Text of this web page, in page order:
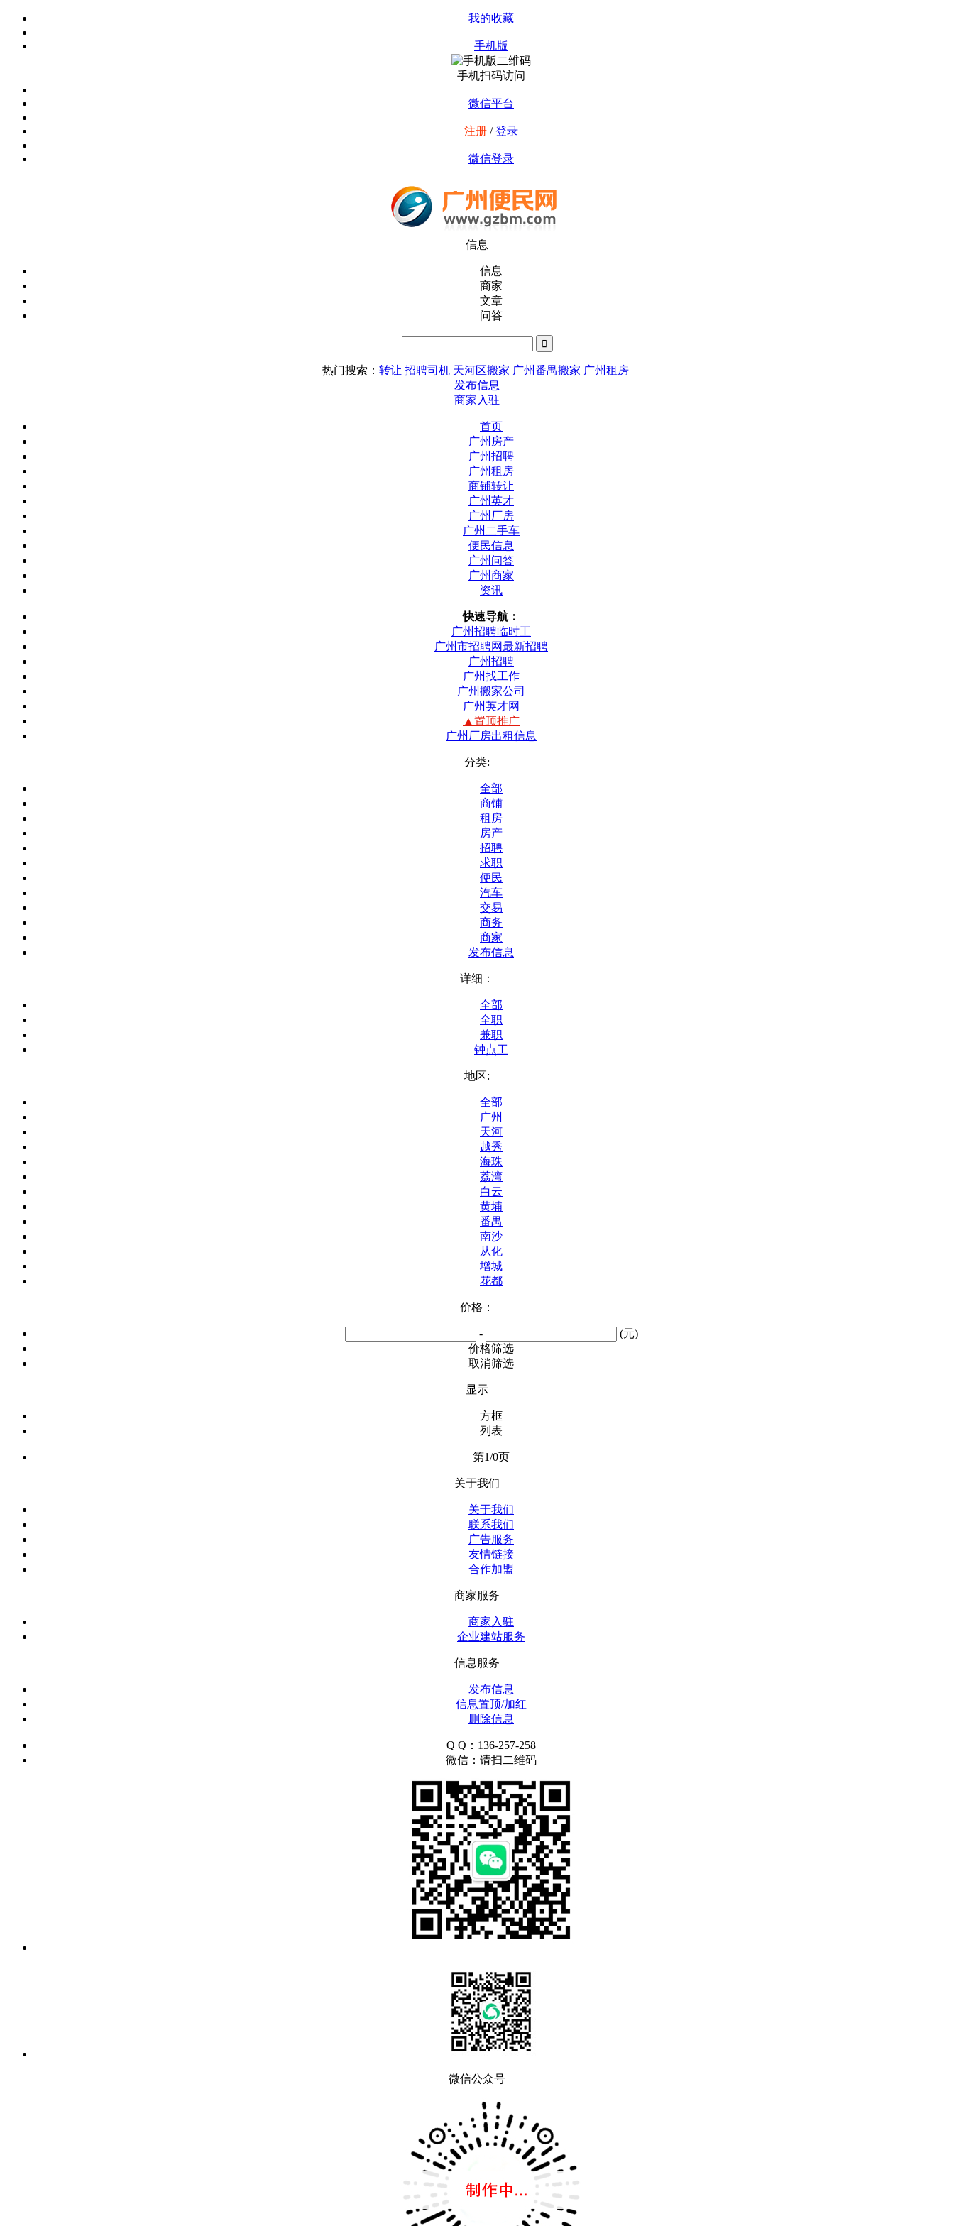
我的收藏
手机版
手机扫码访问
微信平台
注册 /登录
微信登录
信息
信息
商家
文章
问答
热门搜索： 转让 招聘司机 天河区搬家 广州番禺搬家 广州租房
发布信息
商家入驻
首页
广州房产
广州招聘
广州租房
商铺转让
广州英才
广州厂房
广州二手车
便民信息
广州问答
广州商家
资讯
快速导航：
广州招聘临时工
广州市招聘网最新招聘
广州招聘
广州找工作
广州搬家公司
广州英才网
▲置顶推广
广州厂房出租信息
分类:
全部
商铺
租房
房产
招聘
求职
便民
汽车
交易
商务
商家
发布信息
详细：
全部
全职
兼职
钟点工
地区:
全部
广州
天河
越秀
海珠
荔湾
白云
黄埔
番禺
南沙
从化
增城
花都
价格：
-
(元)
价格筛选
取消筛选
显示
方框
列表
第1/0页
关于我们
关于我们
联系我们
广告服务
友情链接
合作加盟
商家服务
商家入驻
企业建站服务
信息服务
发布信息
信息置顶/加红
删除信息
Q Q：136-257-258
微信：请扫二维码
微信公众号